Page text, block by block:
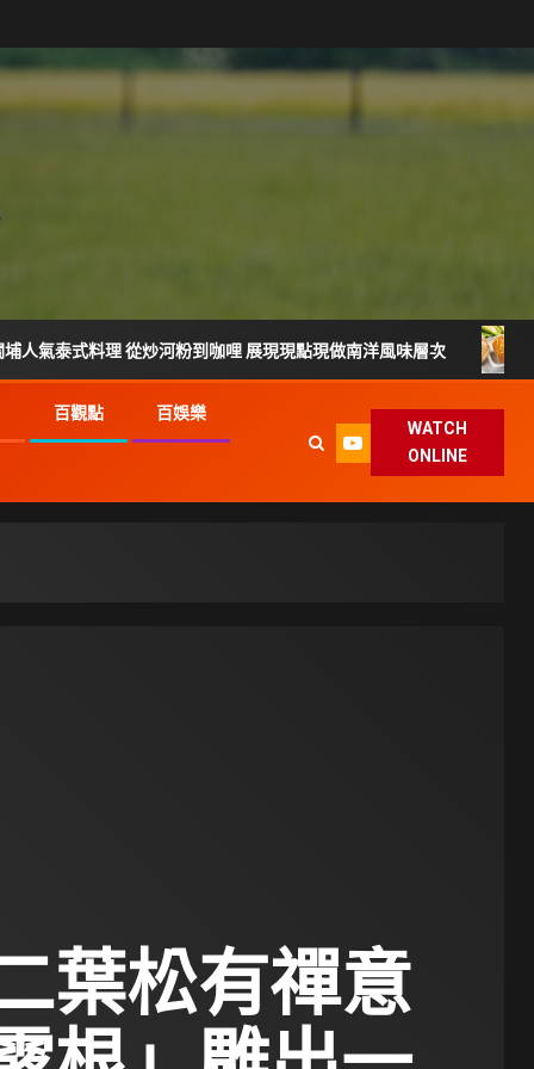
從炒河粉到咖哩 展現現點現做南洋風味層次 雲林宵夜美
百觀點
百娛樂
WATCH
ONLINE
葉松有禪意